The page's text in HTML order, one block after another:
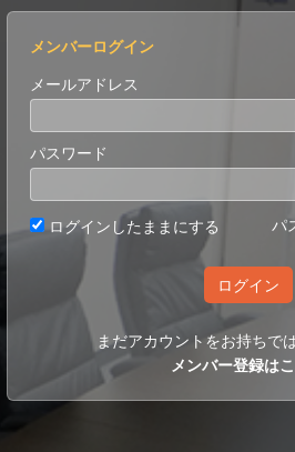
メンバーログイン
メールアドレス
パスワード
ログインしたままにする パ
ログイン
まだアカウントをお持ちで
メンバー登録は